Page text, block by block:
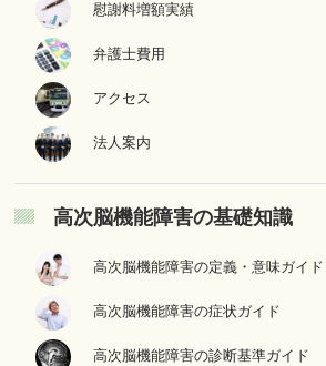
慰謝料増額実績
弁護士費用
アクセス
法人案内
高次脳機能障害の基礎知識
高次脳機能障害の定義・意味ガイド
高次脳機能障害の症状ガイド
高次脳機能障害の診断基準ガイド